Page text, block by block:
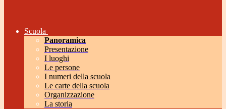
Scuola
Panoramica
Presentazione
I luoghi
Le persone
I numeri della scuola
Le carte della scuola
Organizzazione
La storia